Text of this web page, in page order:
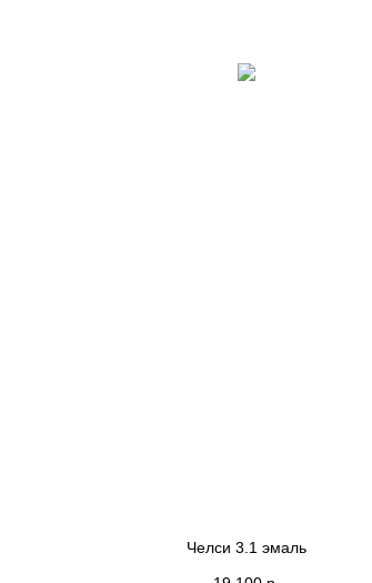
Челси 3.1 эмаль